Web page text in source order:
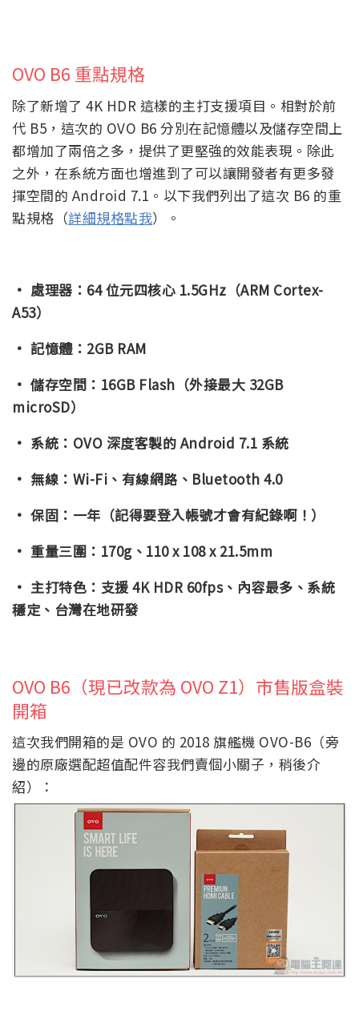
OVO B6 重點規格
除了新增了 4K HDR 這樣的主打支援項目。相對於前
代 B5，這次的 OVO B6 分別在記憶體以及儲存空間上
都增加了兩倍之多，提供了更堅強的效能表現。除此
之外，在系統方面也增進到了可以讓開發者有更多發
揮空間的 Android 7.1。以下我們列出了這次 B6 的重
點規格（詳細規格點我）。
· 處理器：64 位元四核心 1.5GHz（ARM Cortex-
A53）
· 記憶體：2GB RAM
· 儲存空間：16GB Flash（外接最大 32GB
microSD）
· 系統：OVO 深度客製的 Android 7.1 系統
· 無線：Wi-Fi、有線網路、Bluetooth 4.0
· 保固：一年（記得要登入帳號才會有紀錄啊！）
· 重量三圍：170g、110 x 108 x 21.5mm
· 主打特色：支援 4K HDR 60fps、內容最多、系統
穩定、台灣在地研發
OVO B6（現已改款為 OVO Z1）市售版盒裝
開箱
這次我們開箱的是 OVO 的 2018 旗艦機 OVO-B6（旁
邊的原廠選配超值配件容我們賣個小關子，稍後介
紹）：